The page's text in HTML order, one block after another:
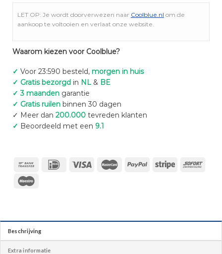
LET OP: Je wordt doorverwezen naar Coolblue.nl om de
aankoop te voltooien en verlaat onze website.
Waarom kiezen voor Coolblue?
✓ Voor 23:590 besteld, morgen in huis
✓ Gratis bezorgd in NL& BE
✓ 3 maanden garantie
✓ Gratis ruilenbinnen 30 dagen
✓ Meer dan 200.000tevreden klanten
✓ Beoordeeld met een 9.1
Beschrijving
Extra informatie